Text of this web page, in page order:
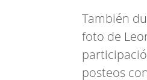
También
foto de
posteos